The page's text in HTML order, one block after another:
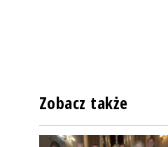
Zobacz także